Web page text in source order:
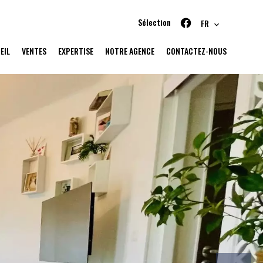
Sélection FR
VENTES EXPERTISE NOTRE AGENCE CONTACTEZ-NOUS